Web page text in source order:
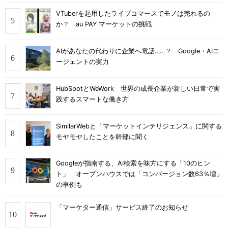
VTuberを起用したライブコマースでモノは売れるの
か？ au PAY マーケットの挑戦
AIがあなたの代わりに企業へ電話……？ Google・AIエ
ージェントの実力
HubSpotとWeWork 世界の成長企業が新しい日常で実
践するスマートな働き方
SimilarWebと「マーケットインテリジェンス」に関する
モヤモヤしたことを幹部に聞く
Googleが指南する、AI検索を味方にする「10のヒン
ト」 オープンハウスでは「コンバージョン数63％増」
の事例も
「マーケター通信」サービス終了のお知らせ